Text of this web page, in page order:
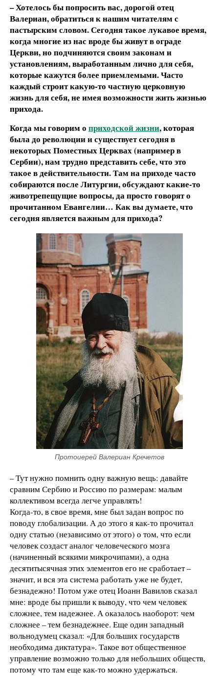
– Хотелось бы попросить вас, дорогой отец
Валериан, обратиться к нашим читателям с
пастырским словом. Сегодня такое лукавое время,
когда многие из нас вроде бы живут в ограде
Церкви, но подчиняются своим законам и
установлениям, выработанным лично для себя,
которые кажутся более приемлемыми. Часто
каждый строит какую-то частную церковную
жизнь для себя, не имея возможности жить жизнью
прихода.
Когда мы говорим о приходской жизни, которая
была до революции и существует сегодня в
некоторых Поместных Церквах (например в
Сербии), нам трудно представить себе, что это
такое в действительности. Там на приходе часто
собираются после Литургии, обсуждают какие-то
животрепещущие вопросы, да просто говорят о
прочитанном Евангелии… Как вы думаете, что
сегодня является важным для прихода?
Протоиерей Валериан Кречетов
– Тут нужно помнить одну важную вещь: давайте
сравним Сербию и Россию по размерам: малым
коллективом всегда легче управлять!
Когда-то, в свое время, мне был задан вопрос по
поводу глобализации. А до этого я как-то прочитал
одну статью (независимо от этого) о том, что если
человек создаст аналог человеческого мозга
(начиненный всякими микрочипами), а одна
десятитысячная этих элементов его не сработает –
значит, и вся эта система работать уже не будет,
безнадежно! Потом уже отец Иоанн Вавилов сказал
мне: вроде бы пришли к выводу, что чем человек
сложнее, тем надежнее. А оказалось наоборот: чем
сложнее – тем безнадежнее. Еще один западный
вольнодумец сказал: «Для больших государств
необходима диктатура». Такое вот общественное
управление возможно только для небольших обществ,
потому что там еще как-то можно удержаться.